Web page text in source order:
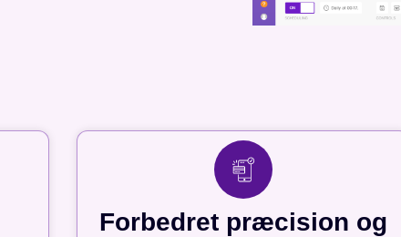
Forbedret præcision og